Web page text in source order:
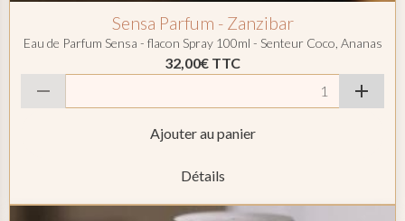
Sensa Parfum - Zanzibar
Eau de Parfum Sensa - flacon Spray 100ml - Senteur Coco, Ananas
32,00€ TTC
Ajouter au panier
Détails